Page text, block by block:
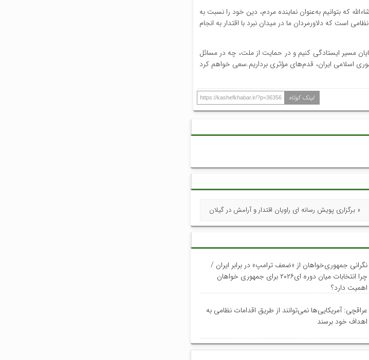
که بتوانیم به‌عنوان نماینده مردم، دین خود را نسبت به
است که دلاورمردان ما در میدان نبرد با اقتدار به انجام
پایان مسیر ایستادگی کنیم و در حمایت از ملت، چه در مسائل
اسلامی ایران، قدم‌های مؤثری برداریم.سعی خواهم کرد
لینک کوتاه https://kashefkhabar.ir/?p=36356
« برگزاری پویش رسانه ای راویان اقتدار و آرامش در گیلان
نگرانی جمهوری‌خواهان از «ضعف ترامپ» در برابر ایران /
چرا انتخابات میان دوره ای۲۰۲۶ برای جمهوری خواهان
اهمیت دارد؟
عراقچی: آمریکایی‌ها نمی‌توانند از طریق اقدامات نظامی به
اهداف خود برسند